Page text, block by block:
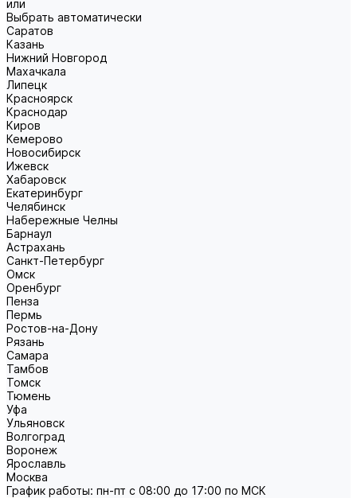
или
Выбрать автоматически
Саратов
Казань
Нижний Новгород
Махачкала
Липецк
Красноярск
Краснодар
Киров
Кемерово
Новосибирск
Ижевск
Хабаровск
Екатеринбург
Челябинск
Набережные Челны
Барнаул
Астрахань
Санкт-Петербург
Омск
Оренбург
Пенза
Пермь
Ростов-на-Дону
Рязань
Самара
Тамбов
Томск
Тюмень
Уфа
Ульяновск
Волгоград
Воронеж
Ярославль
Москва
График работы: пн-пт с 08:00 до 17:00 по МСК